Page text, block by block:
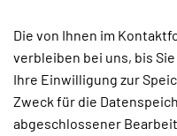
Die von Ihnen im
verbleiben bei uns, bis
Ihre Einwilligung zur
Zweck für die
abgeschlossener